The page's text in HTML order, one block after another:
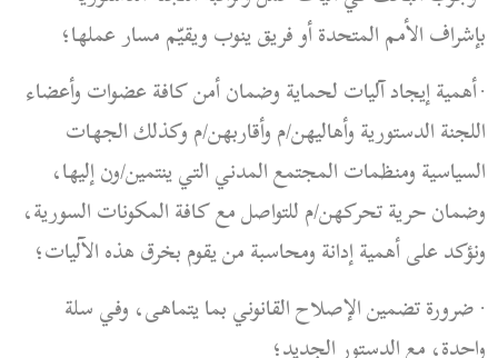
بإشراف الأمم المتحدة أو فريق ينوب ويقيّم مسارعملها؛
أهمية إيجاد آليات لحماية وضمان أمن كافة عضوات وأعضاء
اللجنة الدستورية وأهاليهن/م وأقاربهن/م وكذلك الجهات
السياسية ومنظمات المجتمع المدني التي ينتمين/ون إليها،
وضمان حرية تحركهن/م للتواصل مع كافة المكونات السورية،
ونؤكد على أهمية إدانة ومحاسبة من يقوم بخرق هذه الآليات؛
ضرورة تضمين الإصلاح القانوني بما يتماهى، وفي سلة
واحدة، مع الدستور الجديد؛